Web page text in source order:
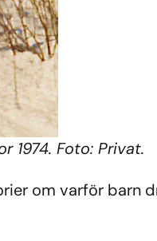
1974. Foto: Privat.
om varför barn